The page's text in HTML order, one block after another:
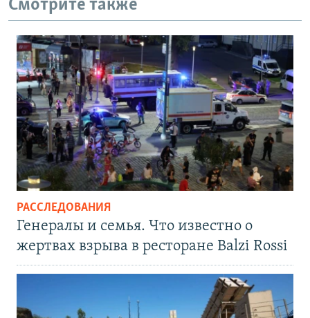
Смотрите также
РАССЛЕДОВАНИЯ
Генералы и семья. Что известно о
жертвах взрыва в ресторане Balzi Rossi